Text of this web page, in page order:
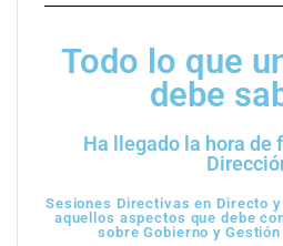
Todo lo que
debe
Ha llegado la hora de
Sesiones Directivas en Directo
aquellos aspectos que debe
sobre Gobierno y